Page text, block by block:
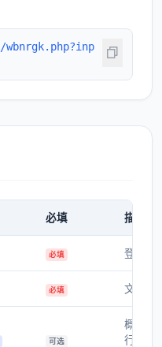
必填 描述
必填 登录获
必填 文本内
可选
概括字
行优化